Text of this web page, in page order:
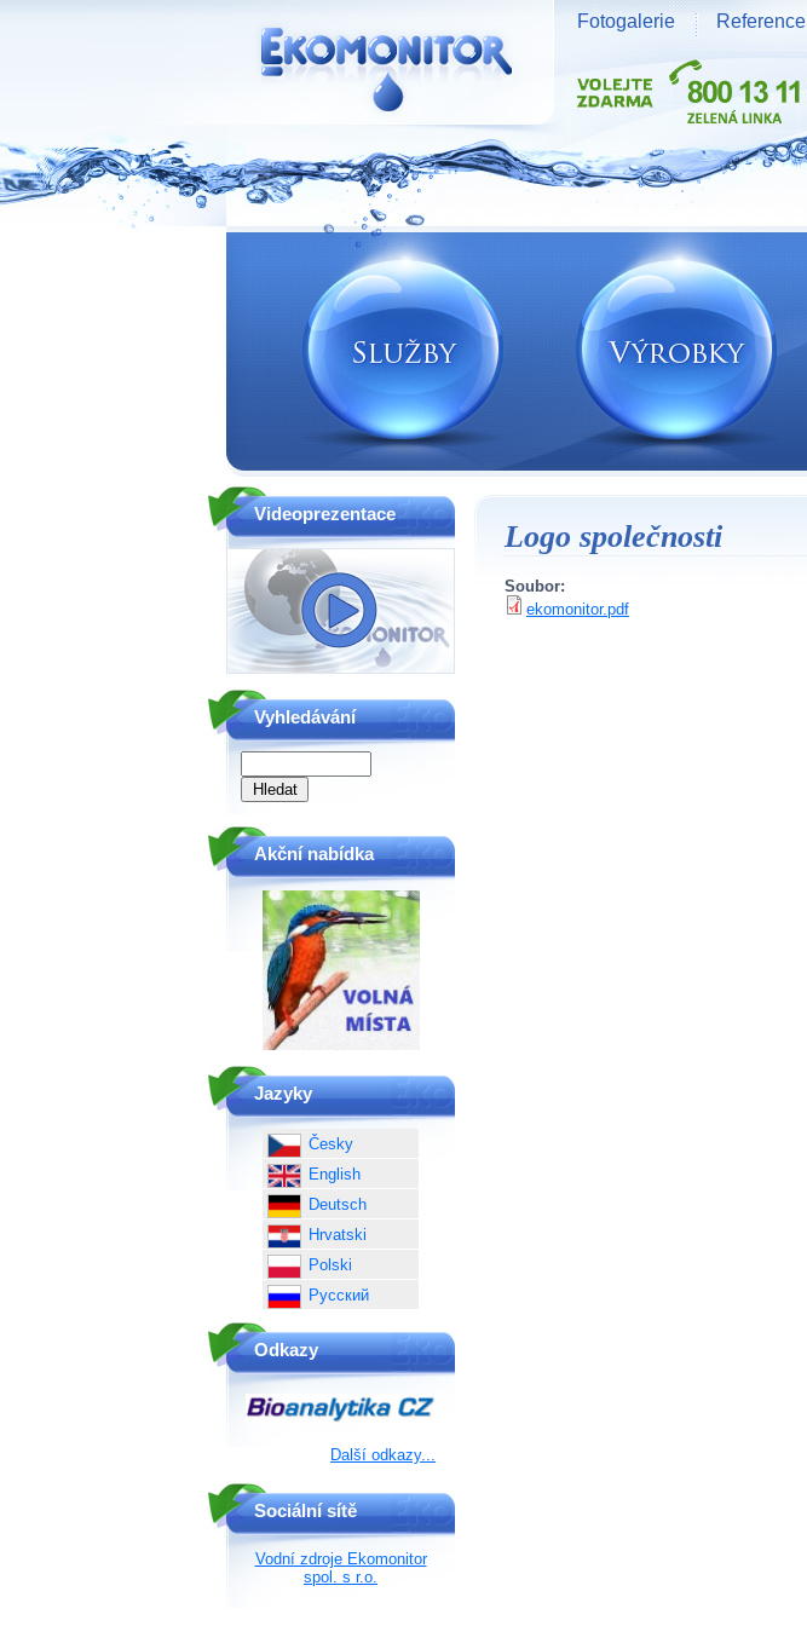
Logo společnosti
Soubor:
ekomonitor.pdf
Videoprezentace
Vyhledávání
Akční nabídka
Jazyky
Česky
English
Deutsch
Hrvatski
Polski
Русский
Odkazy
Další odkazy...
Sociální sítě
Vodní zdroje Ekomonitor
spol. s r.o.
Vodní zdroje Ekomonitor spol. s r.o.
Fotogalerie Reference